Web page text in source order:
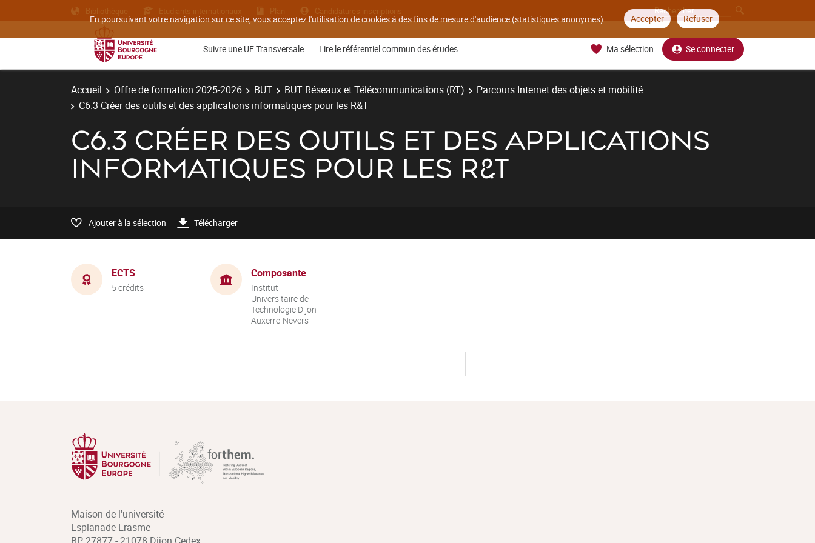
En poursuivant votre navigation sur ce site, vous acceptez l'utilisation de cookies à des fins de mesure d'audience (statistiques anonymes). Accepter Refuser
Bibliothèque Etudiants internationaux Plan Candidatures inscriptions
Suivre une UE Transversale Lire le référentiel commun des études Ma sélection Se connecter
Accueil Offre de formation 2025-2026 BUT BUT Réseaux et Télécommunications (RT)
Parcours Internet des objets et mobilité
C6.3 Créer des outils et des applications informatiques pour les R&T
C6.3 CRÉER DES OUTILS ET DES APPLICATIONS
INFORMATIQUES POUR LES R&T
Ajouter à la sélection Télécharger
ECTS
5 crédits
Composante
Institut
Universitaire de
Technologie Dijon-
Auxerre-Nevers
Maison de l'université
Esplanade Erasme